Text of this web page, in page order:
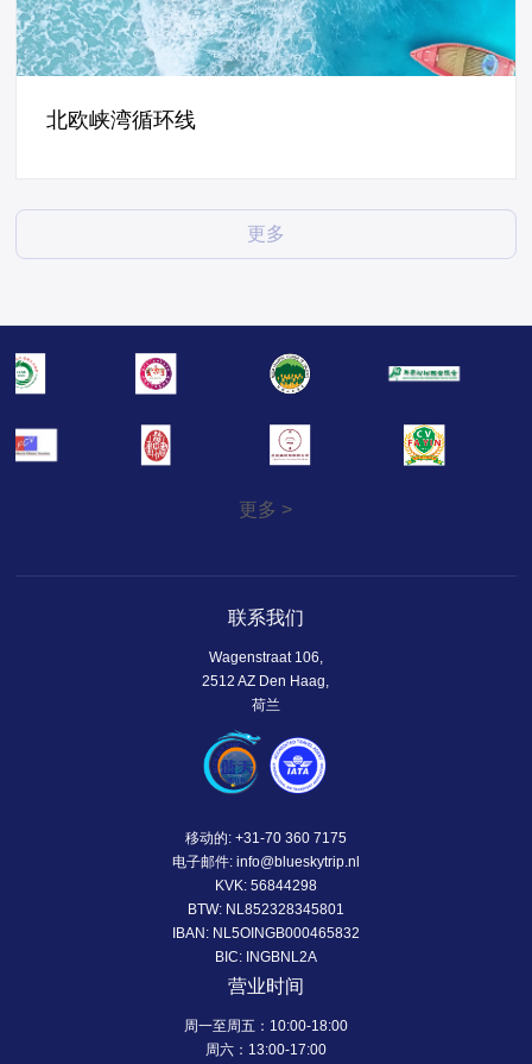
国家公园“瓦特纳冰川公园+双瀑布
北欧峡湾循环线
更多
更多 >
联系我们
Wagenstraat 106,
2512 AZ Den Haag,
荷兰
移动的: +31-70 360 7175
电子邮件: info@blueskytrip.nl
KVK: 56844298
BTW: NL852328345801
IBAN: NL5OINGB000465832
BIC: INGBNL2A
营业时间
周一至周五：10:00-18:00
周六：13:00-17:00